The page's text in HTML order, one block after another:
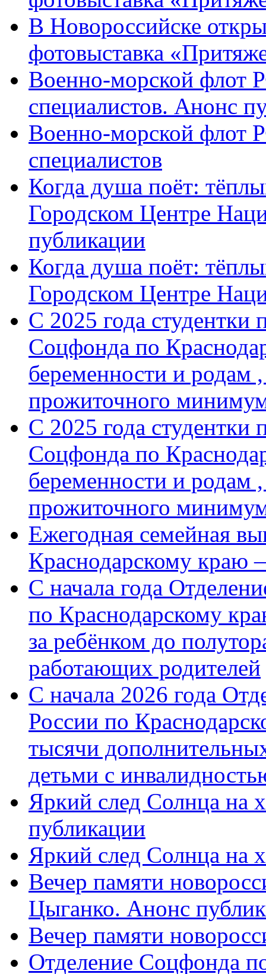
В Новороссийске
фотовыставка
Военно-морской флот
специалистов. Анонс
Военно-морской флот
специалистов
Когда душа поёт:
Городском Центре
публикации
Когда душа поёт:
Городском Центре
С 2025 года студентки
Соцфонда по
беременности и родам
прожиточного
С 2025 года студентки
Соцфонда по
беременности и родам
прожиточного
Ежегодная семейная
Краснодарскому краю
С начала года
по Краснодарскому
за ребёнком до
работающих родителей
С начала 2026 года
России по
тысячи
детьми с
Яркий след Солнца на
публикации
Яркий след Солнца на
Вечер памяти
Цыганко. Анонс
Вечер памяти
Отделение Соцфонда